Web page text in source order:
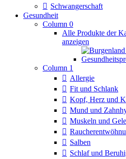
Schwangerschaft
Gesundheit
Column 0
Alle Produkte der
anzeigen
Column 1
Allergie
Fit und Schlank
Kopf, Herz und
Mund und
Muskeln und
Salben
Schlaf und